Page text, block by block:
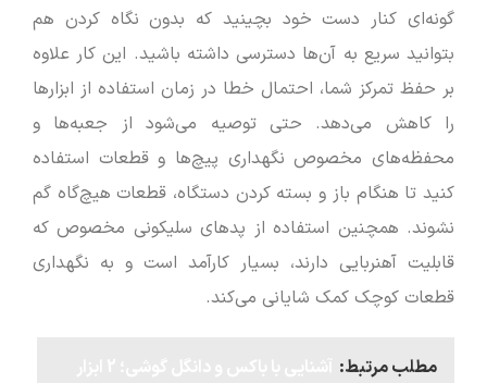
گونه‌ای کنار دست خود بچینید که بدون نگاه کردن هم
بتوانید سریع به آن‌ها دسترسی داشته باشید. این کار علاوه
بر حفظ تمرکز شما، احتمال خطا در زمان استفاده از ابزارها
را کاهش می‌دهد. حتی توصیه می‌شود از جعبه‌ها و
محفظه‌های مخصوص نگهداری پیچ‌ها و قطعات استفاده
کنید تا هنگام باز و بسته کردن دستگاه، قطعات هیچ‌گاه گم
نشوند. همچنین استفاده از پدهای سلیکونی مخصوص که
قابلیت آهنربایی دارند، بسیار کارآمد است و به نگهداری
قطعات کوچک کمک شایانی می‌کند.
مطلب مرتبط: